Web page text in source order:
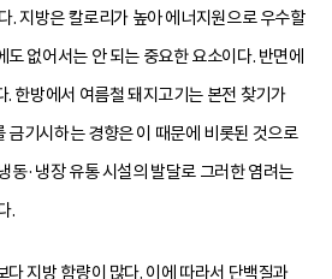
. 지방은 칼로리가 높아 에너지원으로 우수할
없어서는 안 되는 중요한 요소이다. 반면에
. 한방에서 여름철 돼지고기는 본전 찾기가
금기시하는 경향은 이 때문에 비롯된 것으로
동·냉장 유통 시설의 발달로 그러한 염려는
.
지방 함량이 많다. 이에 따라서 단백질과